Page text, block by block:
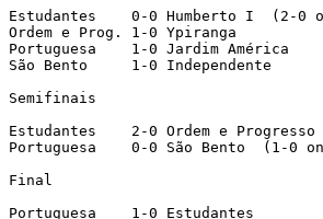
Estudantes    0-0 Humberto I  (2-0
Ordem e Prog. 1-0 Ypiranga
Portuguesa    1-0 Jardim América
São Bento     1-0 Independente
Semifinais
Estudantes    2-0 Ordem e Progresso
Portuguesa    0-0 São Bento  (1-0
Final
Portuguesa    1-0 Estudantes